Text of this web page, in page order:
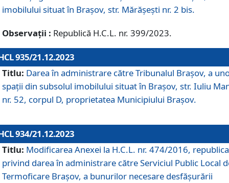
imobilului situat în Braşov, str. Mărăşeşti nr. 2 bis.
Observații : Republică H.C.L. nr. 399/2023.
935/21.12.2023
Titlu: Darea în administrare către Tribunalul Brașov, a
spații din subsolul imobilului situat în Brașov, str. Iuliu
nr. 52, corpul D, proprietatea Municipiului Brașov.
934/21.12.2023
Titlu: Modificarea Anexei la H.C.L. nr. 474/2016,
privind darea în administrare către Serviciul Public Local
Termoficare Braşov, a bunurilor necesare desfăşurării